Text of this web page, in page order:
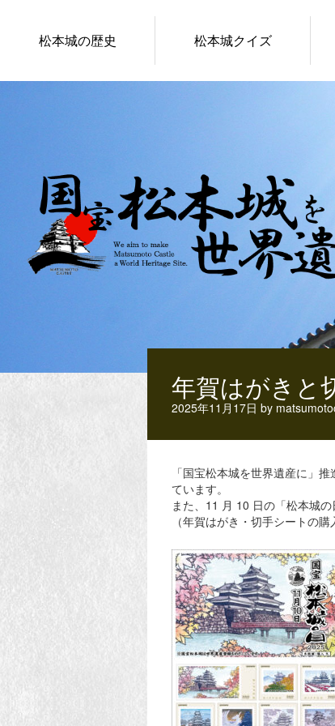
松本城の歴史 松本城クイズ
年賀はがきと
2025年11月17日 by
「国宝松本城を世界遺産に」
ています。
また、11 月 10 日の「松本城
（年賀はがき・切手シートの